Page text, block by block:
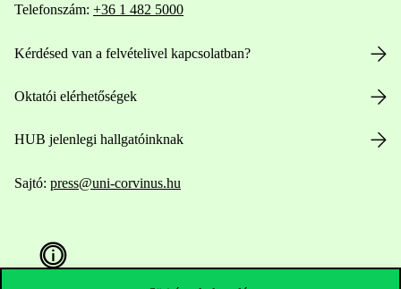
Telefonszám: +36 1 482 5000
Kérdésed van a felvételivel kapcsolatban?
Oktatói elérhetőségek
HUB jelenlegi hallgatóinknak
Sajtó: press@uni-corvinus.hu